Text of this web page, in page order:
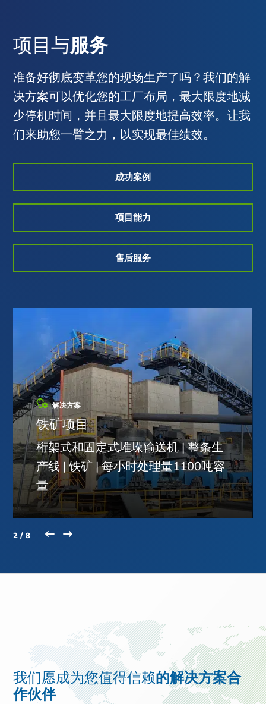
项目与服务
准备好彻底变革您的现场生产了吗？我们的解
决方案可以优化您的工厂布局，最大限度地减
少停机时间，并且最大限度地提高效率。让我
们来助您一臂之力，以实现最佳绩效。
成功案例
项目能力
售后服务
解决方案
铁矿项目
桁架式和固定式堆垛输送机 | 整条生
产线 | 铁矿 | 每小时处理量1100吨容
量
2 / 8
我们愿成为您值得信赖的解决方案合
作伙伴